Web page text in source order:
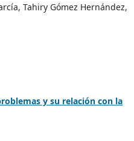
Tahiry Gómez Hernández,
y su relación con la